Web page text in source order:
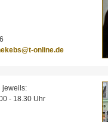
online.de
jeweils:
- 18.30 Uhr